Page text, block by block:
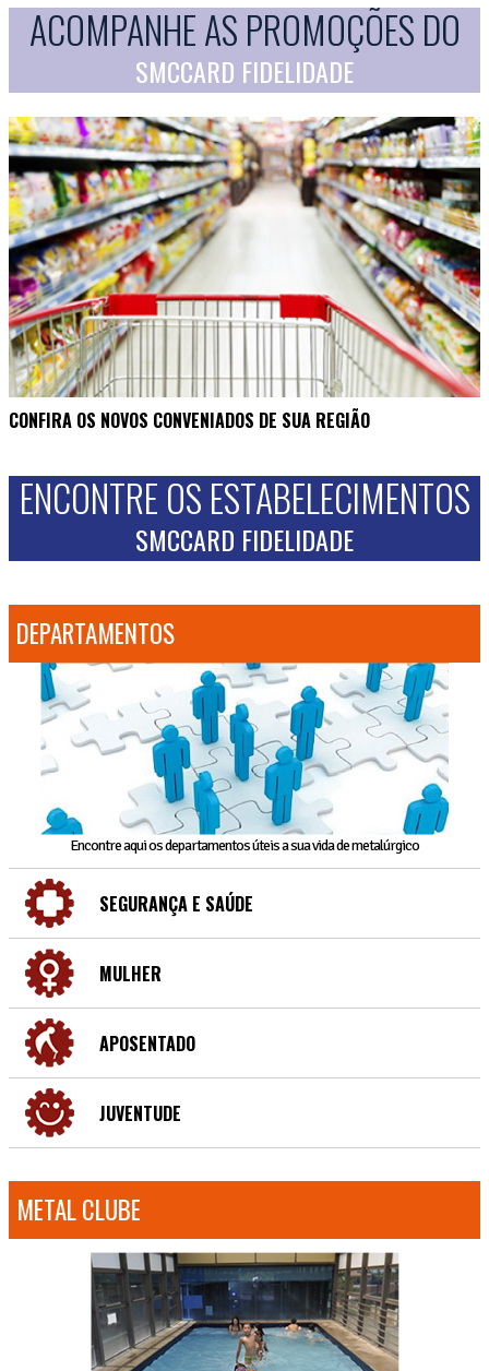
ACOMPANHE AS PROMOÇÕES DO
SMCCARD FIDELIDADE
CONFIRA OS NOVOS CONVENIADOS DE SUA REGIÃO
ENCONTRE OS ESTABELECIMENTOS
SMCCARD FIDELIDADE
DEPARTAMENTOS
Encontre aqui os departamentos úteis a sua vida de metalúrgico
SEGURANÇA E SAÚDE
MULHER
APOSENTADO
JUVENTUDE
METAL CLUBE